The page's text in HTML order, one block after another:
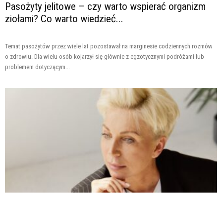
Pasożyty jelitowe – czy warto wspierać organizm
ziołami? Co warto wiedzieć...
Temat pasożytów przez wiele lat pozostawał na marginesie codziennych rozmów
o zdrowiu. Dla wielu osób kojarzył się głównie z egzotycznymi podróżami lub
problemem dotyczącym...